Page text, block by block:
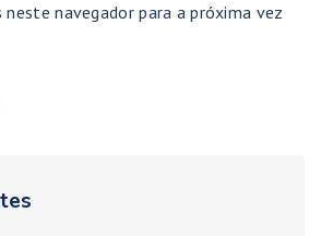
neste navegador para a próxima vez